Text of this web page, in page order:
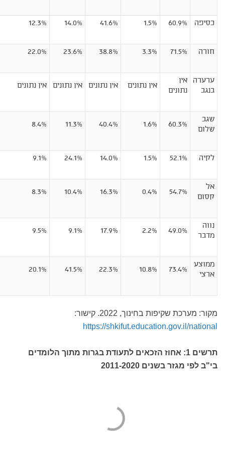
כסיפה 60.9%
1.5%
41.6%
14.0%
12.3%
חורה 71.5%
3.3%
38.8%
23.6%
22.0%
ערערה
בנגב
אין
נתונים
אין נתונים אין נתונים אין נתונים אין נתונים
שגב
שלום
60.3%
1.6%
40.4%
11.3%
8.4%
לקיה 52.1%
1.5%
14.0%
24.1%
9.1%
אל
קסום
54.7%
0.4%
16.3%
10.4%
8.3%
נווה
מדבר
49.0%
2.2%
17.9%
9.1%
9.5%
ממוצע
ארצי
73.4%
10.8%
22.3%
41.5%
20.1%
מקור: מערכת שקיפות בחינוך, 2022. קישור:
https://shkifut.education.gov.il/national
תרשים 1: אחוז הזכאים לתעודת בגרות מתוך הלומדים
בי"ב לפי מגזר בשנים 2011-2020